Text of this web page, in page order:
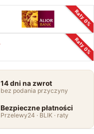
Raty 0%
Raty 0%
14 dni na zwrot
bez podania przyczyny
Bezpieczne płatności
Przelewy24 · BLIK · raty